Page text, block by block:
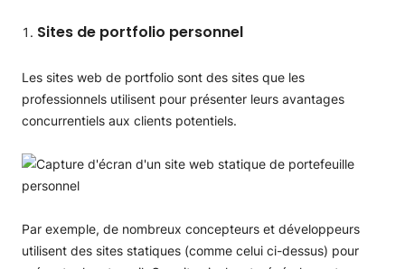
Sites de portfolio personnel
Les sites web de portfolio sont des sites que les
professionnels utilisent pour présenter leurs avantages
concurrentiels aux clients potentiels.
Par exemple, de nombreux concepteurs et développeurs
utilisent des sites statiques (comme celui ci-dessus) pour